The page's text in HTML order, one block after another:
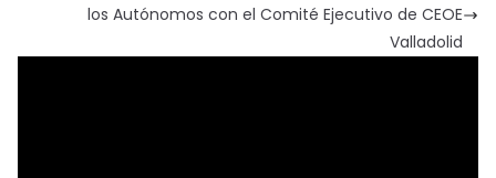
los Autónomos con el Comité Ejecutivo de CEOE
Valladolid